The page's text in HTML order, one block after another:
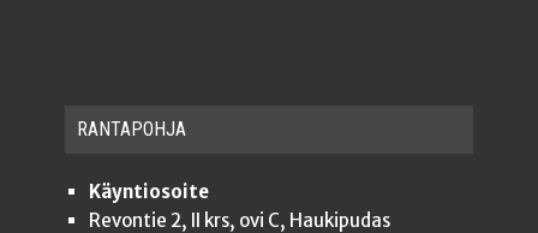
RAN­TA­POH­JA
Käyntiosoite
Revontie 2, II krs, ovi C, Haukipudas